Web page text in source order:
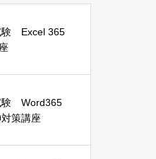
験 Excel 365
験 Word365
策講座